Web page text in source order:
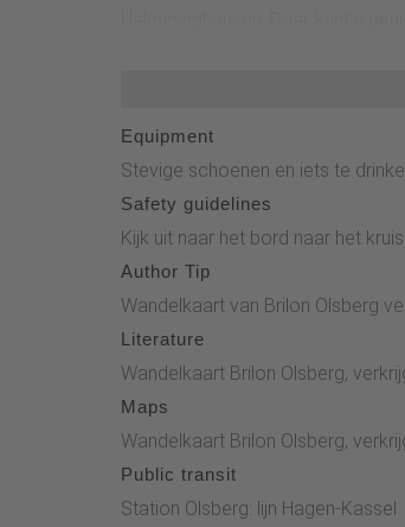
markeert.Op de terugweg kom
Equipment
Stevige schoenen en iets te
Safety guidelines
Kijk uit naar het bord naar het
Author Tip
Wandelkaart van Brilon Olsberg
Literature
Wandelkaart Brilon Olsberg,
Maps
Wandelkaart Brilon Olsberg,
Public transit
Station Olsberg: lijn Hagen-Kassel